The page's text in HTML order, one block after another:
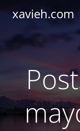
xavieh.com